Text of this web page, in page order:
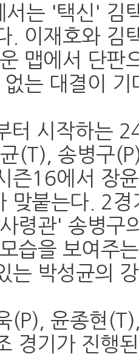
서는 '택신' 김
. 이재호와 김
맵에서 단판
는 대결이 기
터 시작하는
(T), 송병구
즌16에서 장
맞붙는다. 2
령관' 송병구
습을 보여주
는 박성균의
(P), 윤종현
경기가 진행